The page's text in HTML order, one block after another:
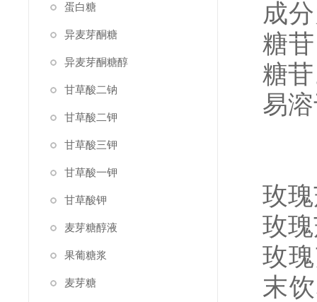
蛋白糖
异麦芽酮糖
异麦芽酮糖醇
甘草酸二钠
甘草酸二钾
甘草酸三钾
甘草酸一钾
甘草酸钾
麦芽糖醇液
果葡糖浆
麦芽糖
成
糖
糖
易
玫
玫
玫
末